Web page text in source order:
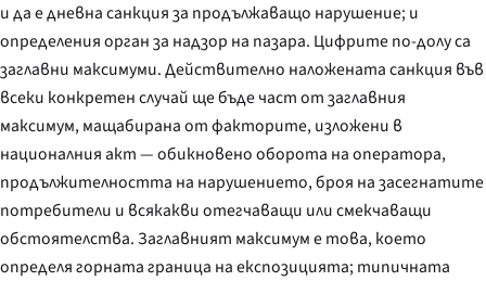
и да е дневна санкция за продължаващо нарушение; и
определения орган за надзор на пазара. Цифрите по-долу са
заглавни максимуми. Действително наложената санкция във
всеки конкретен случай ще бъде част от заглавния
максимум, мащабирана от факторите, изложени в
националния акт — обикновено оборота на оператора,
продължителността на нарушението, броя на засегнатите
потребители и всякакви отегчаващи или смекчаващи
обстоятелства. Заглавният максимум е това, което
определя горната граница на експозицията; типичната